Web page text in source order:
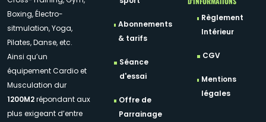
Boxing, Électro-
sitmulation, Yoga,
Pilates, Danse, etc.
Ainsi qu’un
équipement Cardio et
Musculation dur
1200M2répondant aux
plus exigeant d’entre
Abonnements
& tarifs
Séance
d'essai
Offre de
Parrainage
Règlement
Intérieur
CGV
Mentions
légales